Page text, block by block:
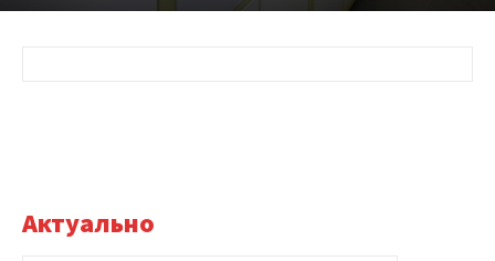
Актуально